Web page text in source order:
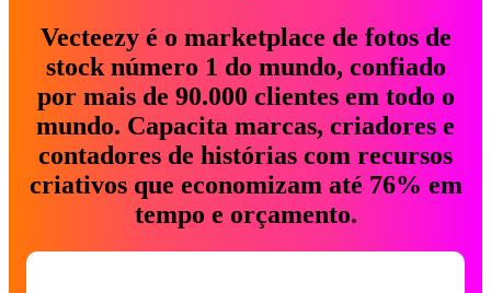
Vecteezy é o marketplace de fotos de
stock número 1 do mundo, confiado
por mais de 90.000 clientes em todo o
mundo. Capacita marcas, criadores e
contadores de histórias com recursos
criativos que economizam até 76% em
tempo e orçamento.